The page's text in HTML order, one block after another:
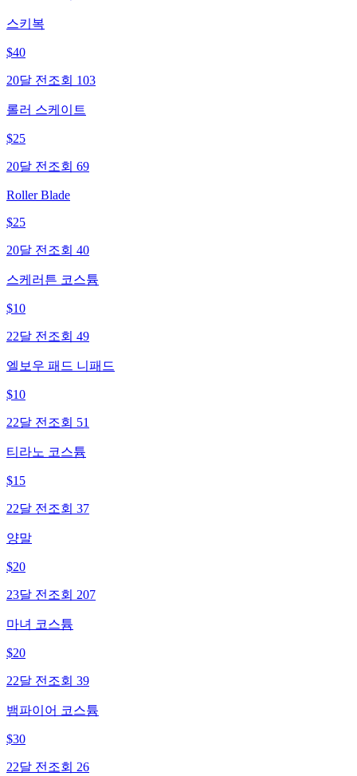
스키복
$40
20달 전 조회 103
롤러 스케이트
$25
20달 전 조회 69
Roller Blade
$25
20달 전 조회 40
스케러튼 코스튬
$10
22달 전 조회 49
엘보우 패드 니패드
$10
22달 전 조회 51
티라노 코스튬
$15
22달 전 조회 37
양말
$20
23달 전 조회 207
마녀 코스튬
$20
22달 전 조회 39
뱀파이어 코스튬
$30
22달 전 조회 26